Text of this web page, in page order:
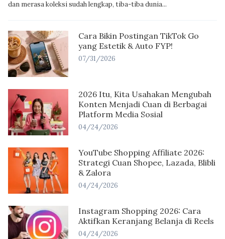
dan merasa koleksi sudah lengkap, tiba-tiba dunia...
Cara Bikin Postingan TikTok Go
yang Estetik & Auto FYP!
07/31/2026
2026 Itu, Kita Usahakan Mengubah
Konten Menjadi Cuan di Berbagai
Platform Media Sosial
04/24/2026
YouTube Shopping Affiliate 2026:
Strategi Cuan Shopee, Lazada, Blibli
& Zalora
04/24/2026
Instagram Shopping 2026: Cara
Aktifkan Keranjang Belanja di Reels
04/24/2026